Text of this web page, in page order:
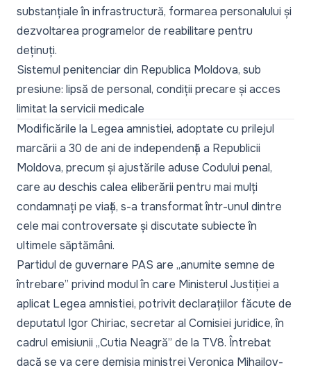
substanțiale în infrastructură, formarea personalului și
dezvoltarea programelor de reabilitare pentru
deținuți.
Sistemul penitenciar din Republica Moldova, sub
presiune: lipsă de personal, condiții precare și acces
limitat la servicii medicale
Modificările la Legea amnistiei, adoptate cu prilejul
marcării a 30 de ani de independență a Republicii
Moldova, precum și ajustările aduse Codului penal,
care au deschis calea eliberării pentru mai mulți
condamnați pe viață, s-a transformat într-unul dintre
cele mai controversate și discutate subiecte în
ultimele săptămâni.
Partidul de guvernare PAS are „anumite semne de
întrebare” privind modul în care Ministerul Justiției a
aplicat Legea amnistiei, potrivit declarațiilor făcute de
deputatul Igor Chiriac, secretar al Comisiei juridice, în
cadrul emisiunii „Cutia Neagră” de la TV8. Întrebat
dacă se va cere demisia ministrei Veronica Mihailov-